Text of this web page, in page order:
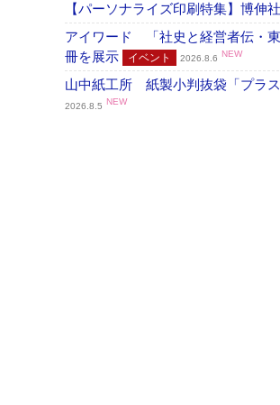
【パーソナライズ印刷特集】博
アイワード 「社史と経営者伝・
冊を展示
イベント 2026.8.6 NEW
山中紙工所 紙製小判抜袋「プラ
2026.8.5 NEW